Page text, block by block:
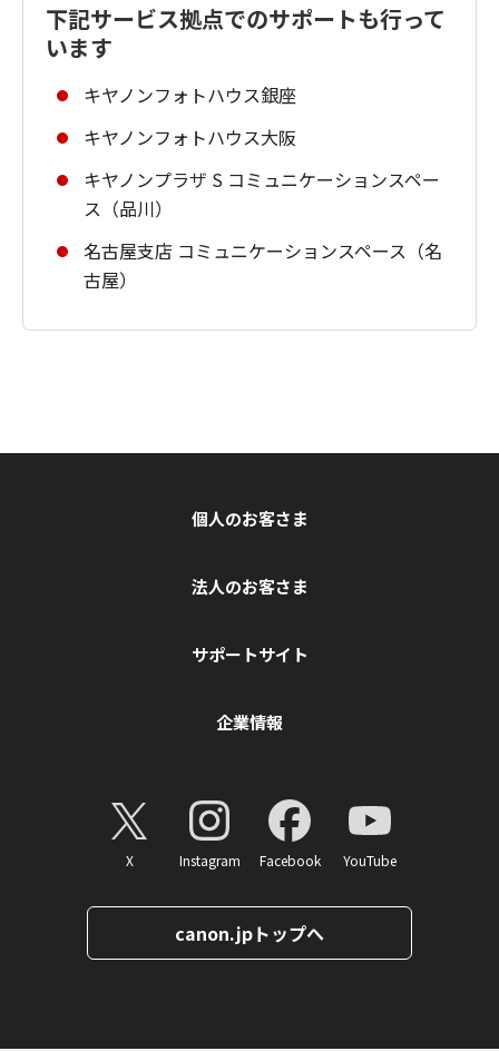
下記サービス拠点でのサポートも行って
います
キヤノンフォトハウス銀座
キヤノンフォトハウス大阪
キヤノンプラザ S コミュニケーションスペー
ス（品川）
名古屋支店 コミュニケーションスペース（名
古屋）
個人のお客さま
法人のお客さま
サポートサイト
企業情報
X Instagram Facebook YouTube
canon.jpトップへ